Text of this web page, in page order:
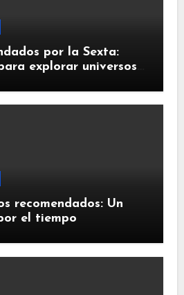
por la Sexta:
explorar universos
recomendados: Un
el tiempo